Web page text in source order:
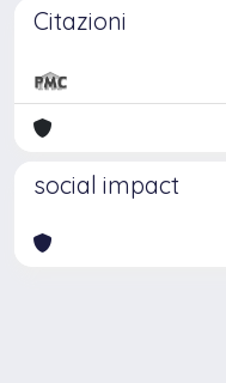
Citazioni
social impact